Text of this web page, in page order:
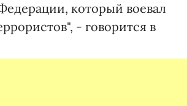
который воевал
- говорится в